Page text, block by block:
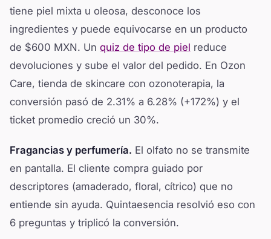
tiene piel mixta u oleosa, desconoce los
ingredientes y puede equivocarse en un producto
de $600 MXN. Un quiz de tipo de piel reduce
devoluciones y sube el valor del pedido. En Ozon
Care, tienda de skincare con ozonoterapia, la
conversión pasó de 2.31% a 6.28% (+172%) y el
ticket promedio creció un 30%.
Fragancias y perfumería. El olfato no se transmite
en pantalla. El cliente compra guiado por
descriptores (amaderado, floral, cítrico) que no
entiende sin ayuda. Quintaesencia resolvió eso con
6 preguntas y triplicó la conversión.